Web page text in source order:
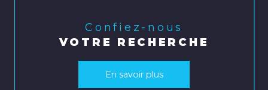
Confiez-nous
VOTRE RECHERCHE
En savoir plus